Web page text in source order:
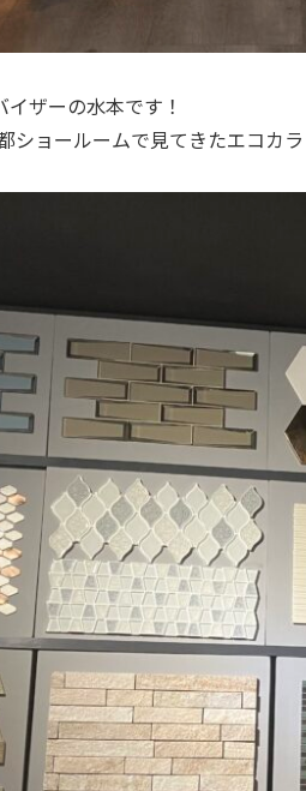
ザーの水本です！
ショールームで見てきたエコカ